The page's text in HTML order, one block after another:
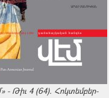
- Թիւ 4 (64). Հոկտեմբեր-